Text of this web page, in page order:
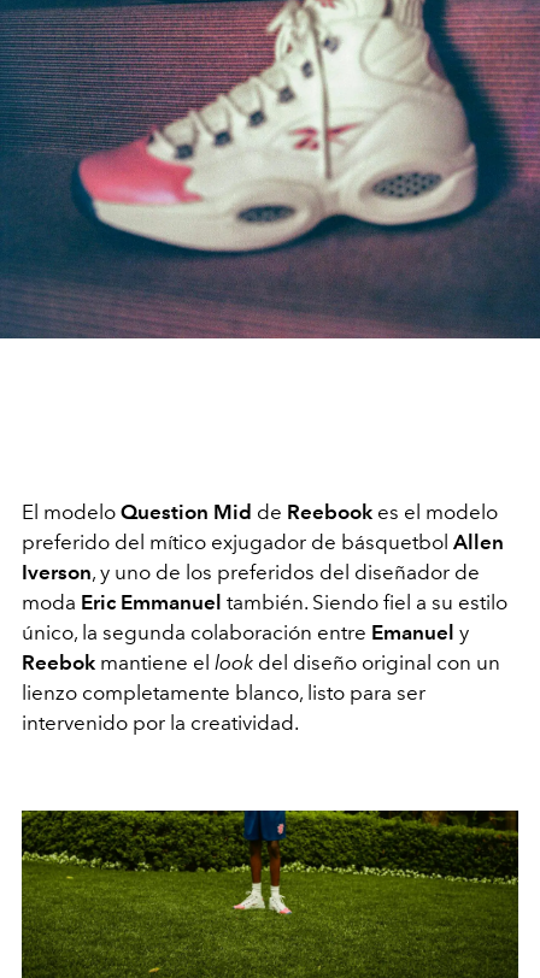
El modelo Question Mid de Reebook es el modelo
preferido del mítico exjugador de básquetbol Allen
Iverson, y uno de los preferidos del diseñador de
moda Eric Emmanuel también. Siendo fiel a su estilo
único, la segunda colaboración entre Emanuel y
Reebok mantiene el look del diseño original con un
lienzo completamente blanco, listo para ser
intervenido por la creatividad.